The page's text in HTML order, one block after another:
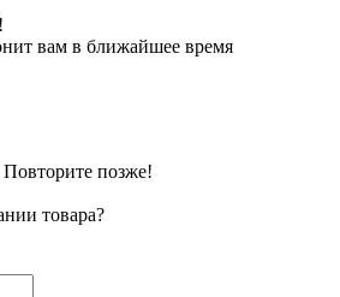
вам в ближайшее время
позже!
товара?